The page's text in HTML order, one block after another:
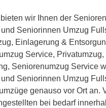
wir Ihnen der
Seniorinnen Umzug
Einlagerung &
Service,
Seniorenumzug Service
Seniorinnen Umzug
genauso vor Ort an.
bei bedarf